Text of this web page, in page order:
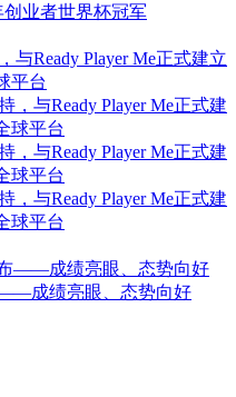
创业者世界杯冠军
与Ready Player Me正式建立
平台
成绩亮眼、态势向好